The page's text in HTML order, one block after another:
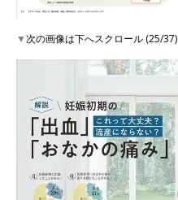
▼次の画像は下へスクロール (25/37)